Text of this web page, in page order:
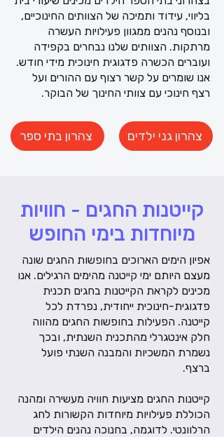
בליווי, עידוד ותמיכה של הצוותים החינוכיים,
ובנוסף נהנים ממגוון פעילויות העשרה
מרתקות. הצוותים שלנו נבחרים בקפידה
ועוברים הכשרה פדגוגית חינוכית מידי חודש.
אנו שומרים על קשר רצוף עם ההורים ועל
רצף חינוכי עם צוותי החינוך של הבוקר.
צהרון גני ילדים צהרון בתי ספר
קייטנות החגים - חוויות
מיוחדות בימי החופש
אפיון הימים הארוכים בחופשות החגים שונה
מעצם היותם ימי קייטנה מהימים הרגילים. אנו
מכינים לקראת הקייטנות בחגים תכנית
פדגוגית-חינוכית ייחודית, נפרדת לכל
קייטנה. הפעילות בחופשות החגים מהווה
חלק אינטגרלי מהתכנית השנתית, ובכך
נשמרת המשכיות והמבנה השנתי פועל
ברצף.
קייטנות החגים מציעות חוויה מעשירה ומהנה
הכוללת פעילויות מיוחדות הקשורות לחג
הרלוונטי. לדוגמה, בחנוכה נהנים הילדים